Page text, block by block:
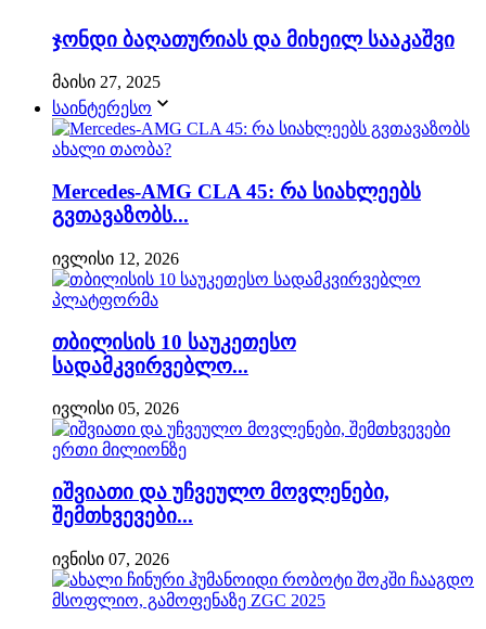
ჯონდი ბაღათურიას და მიხეილ სააკაშვი
მაისი 27, 2025
საინტერესო
Mercedes-AMG CLA 45: რა სიახლეებს
გვთავაზობს...
ივლისი 12, 2026
თბილისის 10 საუკეთესო
სადამკვირვებლო...
ივლისი 05, 2026
იშვიათი და უჩვეულო მოვლენები,
შემთხვევები...
ივნისი 07, 2026